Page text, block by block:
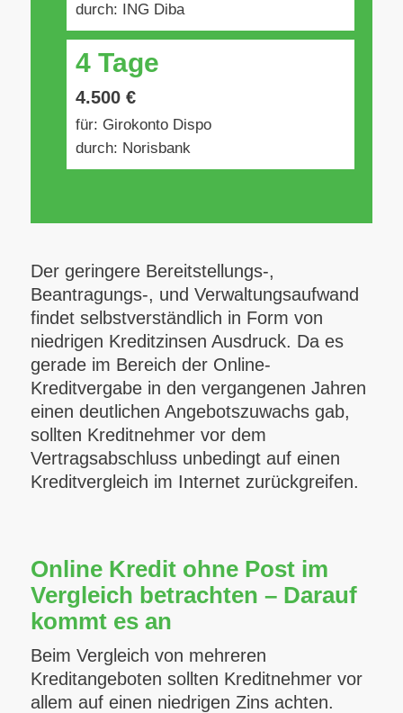
durch: ING Diba
4 Tage
4.500 €
für: Girokonto Dispo
durch: Norisbank
Der geringere Bereitstellungs-,
Beantragungs-, und Verwaltungsaufwand
findet selbstverständlich in Form von
niedrigen Kreditzinsen Ausdruck. Da es
gerade im Bereich der Online-
Kreditvergabe in den vergangenen Jahren
einen deutlichen Angebotszuwachs gab,
sollten Kreditnehmer vor dem
Vertragsabschluss unbedingt auf einen
Kreditvergleich im Internet zurückgreifen.
Online Kredit ohne Post im
Vergleich betrachten – Darauf
kommt es an
Beim Vergleich von mehreren
Kreditangeboten sollten Kreditnehmer vor
allem auf einen niedrigen Zins achten.